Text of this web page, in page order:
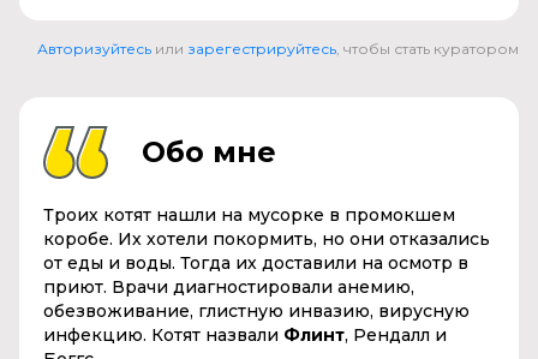
Авторизуйтесь или зарегестрируйтесь, чтобы стать куратором
Обо мне
Троих котят нашли на мусорке в промокшем
коробе. Их хотели покормить, но они отказались
от еды и воды. Тогда их доставили на осмотр в
приют. Врачи диагностировали анемию,
обезвоживание, глистную инвазию, вирусную
инфекцию. Котят назвали Флинт, Рендалл и